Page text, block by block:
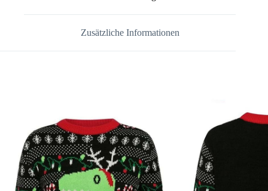
Zusätzliche Informationen